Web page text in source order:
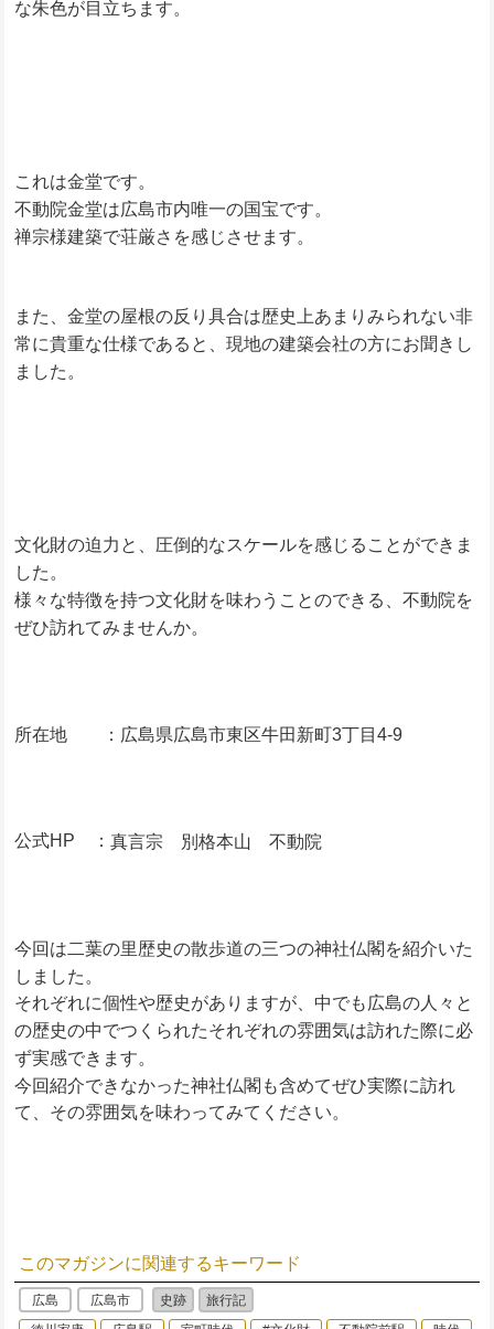
な朱色が目立ちます。
これは金堂です。
不動院金堂は広島市内唯一の国宝です。
禅宗様建築で荘厳さを感じさせます。
また、金堂の屋根の反り具合は歴史上あまりみられない非
常に貴重な仕様であると、現地の建築会社の方にお聞きし
ました。
文化財の迫力と、圧倒的なスケールを感じることができま
した。
様々な特徴を持つ文化財を味わうことのできる、不動院を
ぜひ訪れてみませんか。
所在地 ：広島県広島市東区牛田新町3丁目4-9
公式HP ： 真言宗 別格本山 不動院
今回は二葉の里歴史の散歩道の三つの神社仏閣を紹介いた
しました。
それぞれに個性や歴史がありますが、中でも広島の人々と
の歴史の中でつくられたそれぞれの雰囲気は訪れた際に必
ず実感できます。
今回紹介できなかった神社仏閣も含めてぜひ実際に訪れ
て、その雰囲気を味わってみてください。
このマガジンに関連するキーワード
広島 広島市 史跡
旅行記